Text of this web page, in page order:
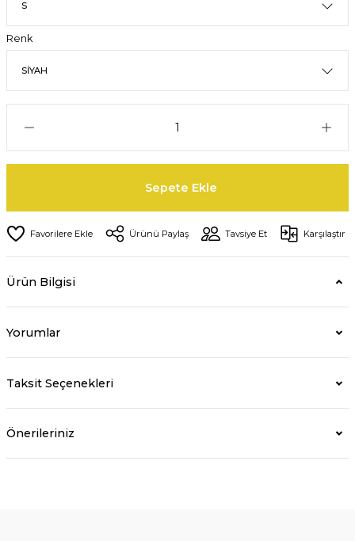
Renk
Sepete Ekle
Ürünü Paylaş Tavsiye Et Karşılaştır
Ürün Bilgisi
Yorumlar
Taksit Seçenekleri
Önerileriniz